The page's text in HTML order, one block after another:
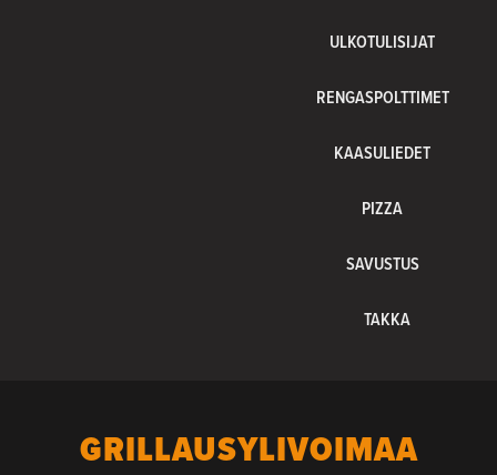
ULKOTULISIJAT
RENGASPOLTTIMET
KAASULIEDET
PIZZA
SAVUSTUS
TAKKA
GRILLAUSYLIVOIMAA